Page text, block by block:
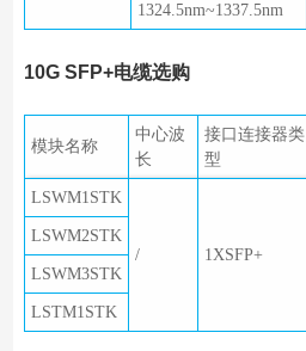
1324.5nm~1337.5nm
10G SFP+电缆选购
模块名称
中心波
长
接口连接器类
型
LSWM1STK
/ 1XSFP+
LSWM2STK
LSWM3STK
LSTM1STK